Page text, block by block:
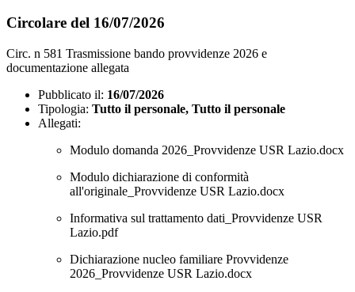
Circolare del 16/07/2026
Circ. n 581 Trasmissione bando provvidenze 2026 e
documentazione allegata
Pubblicato il: 16/07/2026
Tipologia: Tutto il personale, Tutto il personale
Allegati:
Modulo domanda 2026_Provvidenze USR Lazio.docx
Modulo dichiarazione di conformità
all'originale_Provvidenze USR Lazio.docx
Informativa sul trattamento dati_Provvidenze USR
Lazio.pdf
Dichiarazione nucleo familiare Provvidenze
2026_Provvidenze USR Lazio.docx